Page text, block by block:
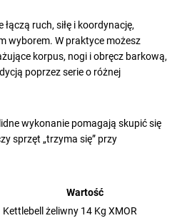
ruch, siłę i koordynację,
wyborem. W praktyce możesz
korpus, nogi i obręcz barkową,
poprzez serie o różnej
wykonanie pomagają skupić się
sprzęt „trzyma się” przy
Wartość
Kettlebell żeliwny 14 Kg XMOR